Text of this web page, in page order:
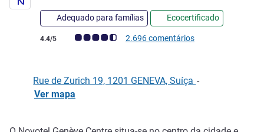
Adequado para famílias Ecocertificado
Nota clientes Avis (Classificação ALL)
4.4/5 2.696 comentários
Rue de Zurich 19, 1201 GENEVA, Suíça -
Ver mapa